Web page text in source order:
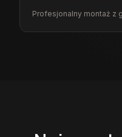
Profesjonalny montaż z